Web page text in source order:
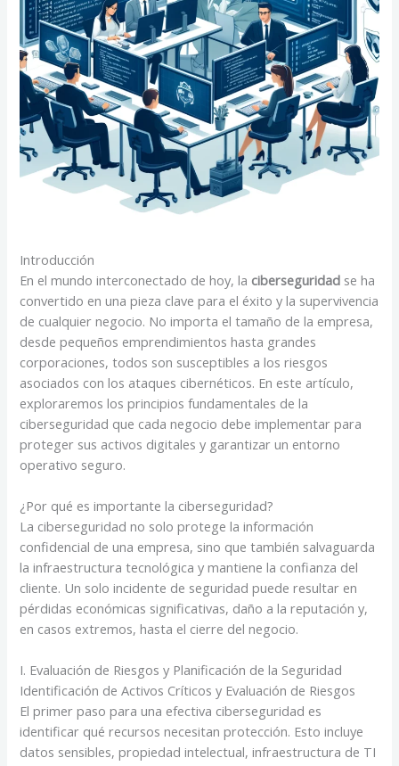
Introducción
En el mundo interconectado de hoy, la ciberseguridad se ha
convertido en una pieza clave para el éxito y la supervivencia
de cualquier negocio. No importa el tamaño de la empresa,
desde pequeños emprendimientos hasta grandes
corporaciones, todos son susceptibles a los riesgos
asociados con los ataques cibernéticos. En este artículo,
exploraremos los principios fundamentales de la
ciberseguridad que cada negocio debe implementar para
proteger sus activos digitales y garantizar un entorno
operativo seguro.
¿Por qué es importante la ciberseguridad?
La ciberseguridad no solo protege la información
confidencial de una empresa, sino que también salvaguarda
la infraestructura tecnológica y mantiene la confianza del
cliente. Un solo incidente de seguridad puede resultar en
pérdidas económicas significativas, daño a la reputación y,
en casos extremos, hasta el cierre del negocio.
I. Evaluación de Riesgos y Planificación de la Seguridad
Identificación de Activos Críticos y Evaluación de Riesgos
El primer paso para una efectiva ciberseguridad es
identificar qué recursos necesitan protección. Esto incluye
datos sensibles, propiedad intelectual, infraestructura de TI